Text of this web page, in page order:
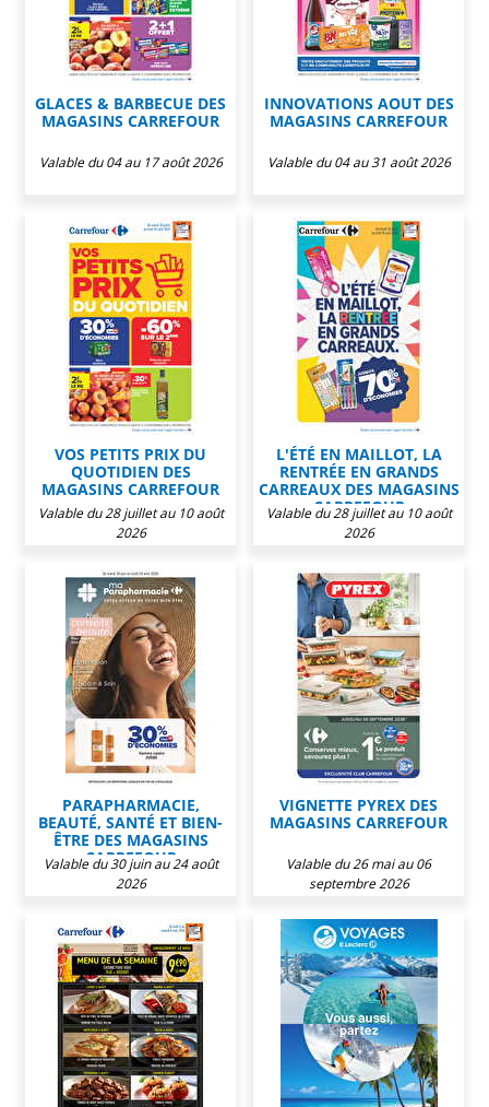
GLACES & BARBECUE DES
MAGASINS CARREFOUR
Valable du 04 au 17 août 2026
INNOVATIONS AOUT DES
MAGASINS CARREFOUR
Valable du 04 au 31 août 2026
VOS PETITS PRIX DU
QUOTIDIEN DES
MAGASINS CARREFOUR
Valable du 28 juillet au 10 août
2026
L'ÉTÉ EN MAILLOT, LA
RENTRÉE EN GRANDS
CARREAUX DES MAGASINS
CARREFOUR
Valable du 28 juillet au 10 août
2026
PARAPHARMACIE,
BEAUTÉ, SANTÉ ET BIEN-
ÊTRE DES MAGASINS
CARREFOUR
Valable du 30 juin au 24 août
2026
VIGNETTE PYREX DES
MAGASINS CARREFOUR
Valable du 26 mai au 06
septembre 2026